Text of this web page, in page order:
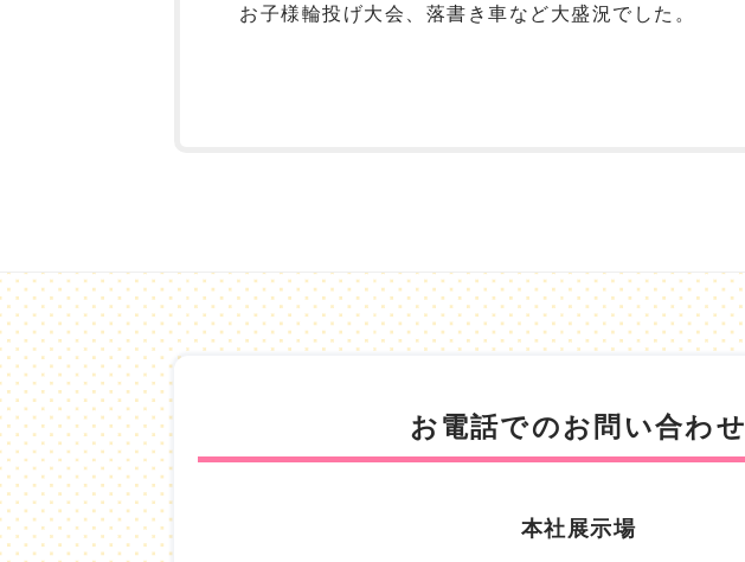
お子様輪投げ大会、落書き車など大盛況でした。
お電話でのお問い合わせ
本社展示場